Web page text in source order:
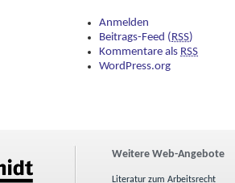
Anmelden
Beitrags-Feed ( RSS)
Kommentare als RSS
WordPress.org
Weitere Web-Angebote
Literatur zum Arbeitsrecht